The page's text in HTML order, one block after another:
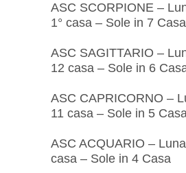
ASC SCORPIONE –
1° casa – Sole in 7 Casa
ASC SAGITTARIO –
12 casa – Sole in 6
ASC CAPRICORNO –
11 casa – Sole in 5
ASC ACQUARIO –
casa – Sole in 4 Casa